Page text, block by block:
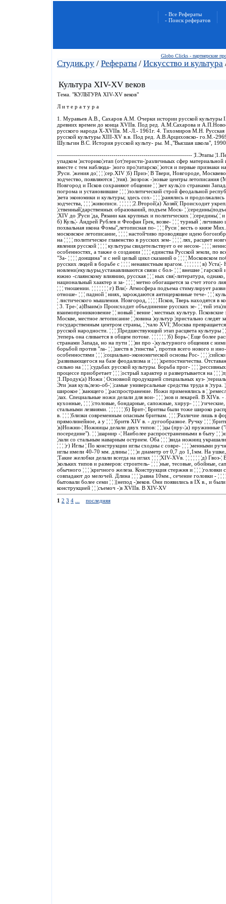
- Все Рефераты
- Поиск рефератов
Globo Clicks - партнерские
Студик.ру / Рефераты / Искусство и культура
Культура XIV-XV веков
Тема. "КУЛЬТУРА XIV-XV веков"
Л и т е р а т у р а
1. Муравьев А.В., Сахаров А.М. Очерки истории русской
древних времен до конца XVIIв. Под ред. А.М.Сахарова и
русского народа X-XVIIв. М.-Л.- 1961г. 4. Тихомиров М.Н.
русской культуры XIII-XV в.в. Под ред. А.В.Арциховско- го.М.-
Шульгин В.С. История русской культу- ры. М.,"Высшая школа",
------------------------------------------------------------------- ¦I.Этапы
упадком ¦историко¦этап (от¦теристи-¦различныых сфер
вместе с тем наблюда- ¦ного про¦татарско¦ ¦ются и первые признаки
¦Руси. ¦жения до¦ ¦ ¦ ¦сер.XIV ¦б) Приз-¦ В Твери, Новгороде,
зодчество, появляются ¦ ¦тия). ¦возрож -¦новые центры летописания
Новгород и Псков сохраняют общение ¦ ¦ ¦вет куль¦со странами
погрома и установившие ¦ ¦ ¦ ¦политический строй феодальной
¦вета экономики и культуры; здесь сох- ¦ ¦ ¦ ¦ранялись и
зодчества, ¦ ¦ ¦ ¦живописи. ¦ ¦ ¦ ¦ ¦ ¦2.Второй¦а) Хозяй¦ Происходит
¦ственный¦дарственных образований, подъем Моск- ¦
¦XIV до ¦Руси ¦да, Рязани как крупных и политических ¦ ¦середины¦ ¦
б) Куль¦- Андрей Рублев и Феофан Грек, возве- ¦ ¦ ¦ турный ¦ личиваю
похвальная икона Фомы",летописная по- ¦ ¦ ¦ Руси ¦ весть о князе
московское летописание, ¦ ¦ ¦ ¦ настойчиво проводящее идею
на ¦ ¦ ¦ ¦ политическое главенство в русских зем- ¦ ¦ ¦ ¦ лях, расцвет
явления русской ¦ ¦ ¦ ¦ культуры свидетельствует о ее несом- ¦ ¦ ¦ ¦
особенностях, а также о создании ¦ ¦ ¦ ¦ единства Русской земли, по
"За- ¦ ¦ ¦ ¦ донщина" и с ней целый цикл сказаний о ¦ ¦ ¦ ¦ Московском
русских людей в борьбе с ¦ ¦ ¦ ¦ ненавистным врагом. ¦ ¦ ¦ ¦ ¦ ¦ ¦ в)
новлени¦екульуры,устанавливаются связи с бол- ¦ ¦ ¦ внешне ¦
южно -слаянскому влиянию, русская ¦ ¦ ¦ ных свя¦-литература, однако,
национальный хаактер и за- ¦ ¦ ¦ ¦ метно обогащается за счет этого
¦ ¦ ¦ тношении. ¦ ¦ ¦ ¦ ¦ ¦ ¦ г) Вли¦- Атмосфера подъема стимулирует
отноше- ¦ ¦ ¦ падной ¦ ниях, зарождаются антицерковные тече- ¦ ¦ ¦
¦ листического мышления. Новгород, ¦ ¦ ¦ ¦ Псков, Тверь находятся в
¦ 3. Тре-¦ а)Взаим¦о Происходит объединение русских зе- ¦ ¦ тий
взаимопроникновение ¦ ¦ новый ¦ вение ¦ местных культур.
Москве, местное летописание ¦ ¦ловина ¦культур ¦пристально следят
государственным центром страны, ¦ ¦чало XVI¦ ¦Москва
русской народности. ¦ ¦ ¦ ¦Предшествующий этап расцвета культуры ¦
¦теперь она сливается в общем потоке. ¦ ¦ ¦ ¦ ¦ ¦ ¦б) Борь-¦ Еще более
странами Запада, но на пути ¦ ¦ ¦ви про -¦культурного общения с
борьбой против "ла- ¦ ¦ ¦шеств в ¦тинства", против всего нового и ино-
особенностями ¦ ¦ ¦ ¦социально-экономической основы Рос- ¦ ¦ ¦
¦развивающегося на базе феодализма и ¦ ¦ ¦ ¦крепостничества.
сильно на ¦ ¦ ¦ ¦судьбах русской культуры. Борьба прог- ¦ ¦ ¦
процессе приобретает ¦ ¦ ¦ ¦острый характер и развертывается на ¦ ¦ ¦
¦1.Продук¦а) Ножи ¦ Основной продукцией специальных куз-
Эти ¦ная куль¦лезо-об-¦ ¦самые универсальные средства труда в
широкое ¦ ¦вающего ¦ ¦распространение. Ножи применялись в ¦
¦лах. Специальные ножи делали для вои- ¦ ¦ ¦ ¦нов и лекарей. В XIVв.
кухонные, ¦ ¦ ¦ ¦столовые, бондарные, сапожные, хирур- ¦ ¦ ¦
стальными лезвиями. ¦ ¦ ¦ ¦ ¦ ¦ ¦б) Брит-¦ Бритвы были тоже широко
в. ¦ ¦ ¦ ¦близки современным опасным бритвам. ¦ ¦ ¦ ¦Различие лишь в
прямолинейное, а у ¦ ¦ ¦ ¦бритв XIV в. - дугообразное. Ручку ¦ ¦ ¦ ¦бритвы
¦в)Ножни-¦ Ножницы делали двух типов: ¦ ¦ ¦цы (пру-¦а) пружинные
посередине"). ¦ ¦ ¦шарнир -¦ Наиболее распространенными в быту ¦ ¦
¦лали со стальным наварным острием. Оба ¦ ¦ ¦ ¦вида ножниц
¦ ¦ ¦ ¦г) Иглы ¦ По конструкции иглы сходны с совре- ¦ ¦ ¦ ¦менными
иглы имели 40-70 мм. длины ¦ ¦ ¦ ¦и диаметр от 0,7 до 1,1мм. На ушке,
¦Такие желобки делали всегда на иглах ¦ ¦ ¦ ¦XIV-XVв. ¦ ¦ ¦ ¦ ¦ ¦ ¦д)
¦кольких типов и размеров: строитель- ¦ ¦ ¦ ¦ные, тесовые, обойные,
обычного ¦ ¦ ¦ ¦кричного железа. Конструкция стержня и ¦ ¦ ¦
совпадают до мелочей. Длина ¦ ¦ ¦ ¦равна 10мм., сечение головки - ¦ ¦ ¦
бытовали более семи ¦ ¦ ¦(непод -¦веков. Они появились в IX в., и
конструкцией ¦ ¦ ¦съемоч -¦в XVIIв. В XIV-XV
1 2 3 4 последняя